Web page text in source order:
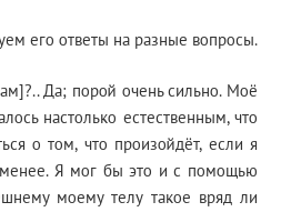
его ответы на разные вопросы.
Да; порой очень сильно. Моё
настолько естественным, что
о том, что произойдёт, если я
Я мог бы это и с помощью
моему телу такое вряд ли